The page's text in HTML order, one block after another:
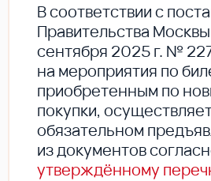
В соответствии с
Правительства
сентября 2025 г. №
на мероприятия по
приобретенным по
покупки,
обязательном
из документов
утверждённому